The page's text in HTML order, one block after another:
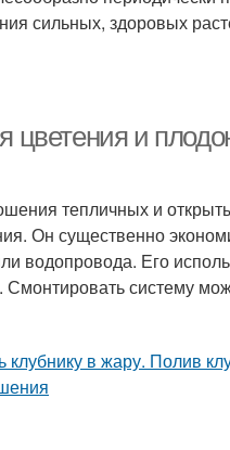
сильных, здоровых
цветения и
тепличных и
Он существенно
водопровода. Его
систему